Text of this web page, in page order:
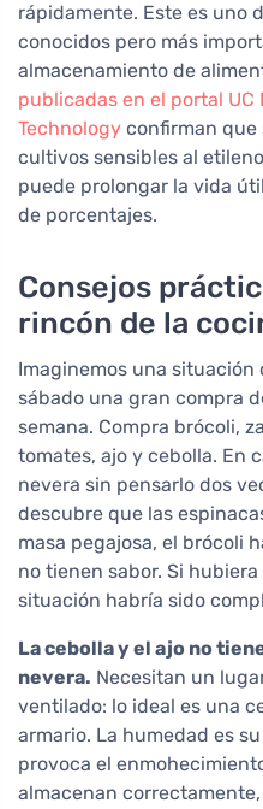
rápidamente. Este es uno
conocidos pero más
almacenamiento de
publicadas en el portal UC
Technology confirman que
cultivos sensibles al
puede prolongar la vida
de porcentajes.
Consejos
rincón de la
Imaginemos una situación
sábado una gran compra
semana. Compra brócoli,
tomates, ajo y cebolla. En
nevera sin pensarlo dos
descubre que las
masa pegajosa, el brócoli
no tienen sabor. Si
situación habría sido
La cebolla y el ajo no
nevera. Necesitan un
ventilado: lo ideal es una
armario. La humedad es
provoca el
almacenan